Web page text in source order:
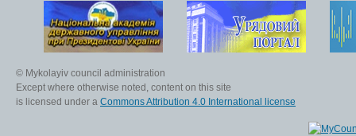
© Mykolayiv council administration
Except where otherwise noted, content on this site
is licensed under a Commons Attribution 4.0 International license